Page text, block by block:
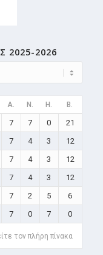
2025-2026
A. N. H. B.
7 7 0
21
7 4 3
12
7 4 3
12
7 4 3
12
7 2 5
6
7 0 7 0
τον πλήρη πίνακα